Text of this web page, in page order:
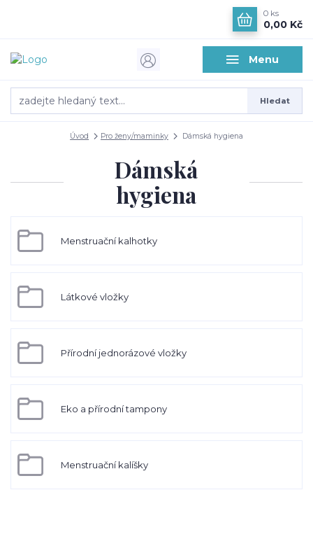
Menu
Hledat
0 ks
0,00 Kč
Úvod Pro ženy/maminky Dámská hygiena
Dámská
hygiena
Menstruační kalhotky
Látkové vložky
Přírodní jednorázové vložky
Eko a přírodní tampony
Menstruační kalíšky